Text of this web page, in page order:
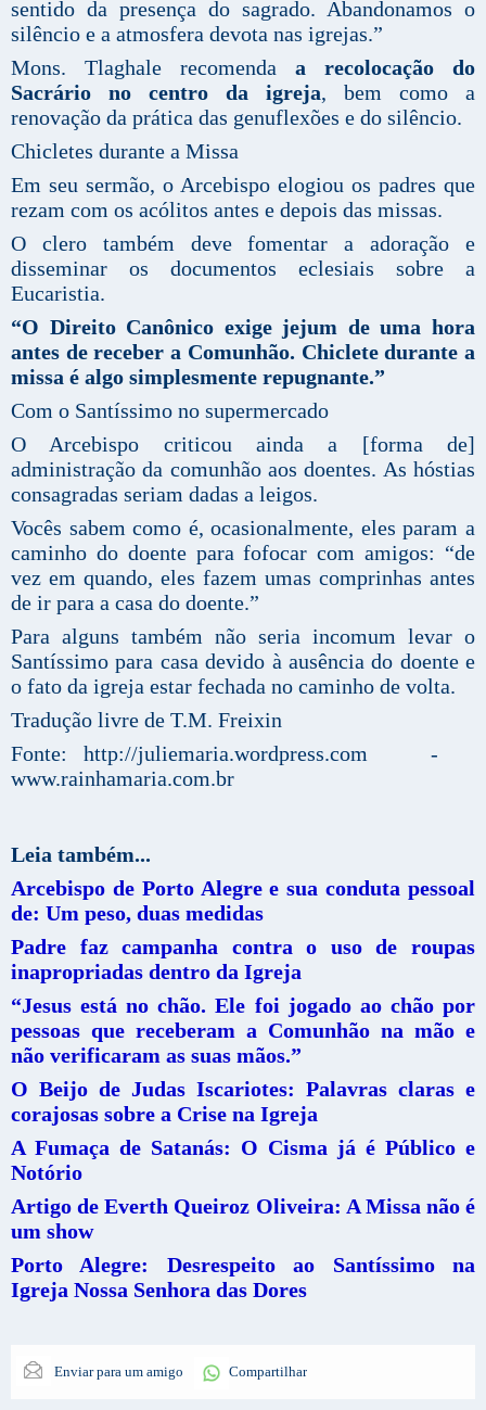
sentido da presença do sagrado. Abandonamos o
silêncio e a atmosfera devota nas igrejas.”
Mons. Tlaghale recomenda a recolocação do
Sacrário no centro da igreja, bem como a
renovação da prática das genuflexões e do silêncio.
Chicletes durante a Missa
Em seu sermão, o Arcebispo elogiou os padres que
rezam com os acólitos antes e depois das missas.
O clero também deve fomentar a adoração e
disseminar os documentos eclesiais sobre a
Eucaristia.
“O Direito Canônico exige jejum de uma hora
antes de receber a Comunhão. Chiclete durante a
missa é algo simplesmente repugnante.”
Com o Santíssimo no supermercado
O Arcebispo criticou ainda a [forma de]
administração da comunhão aos doentes. As hóstias
consagradas seriam dadas a leigos.
Vocês sabem como é, ocasionalmente, eles param a
caminho do doente para fofocar com amigos: “de
vez em quando, eles fazem umas comprinhas antes
de ir para a casa do doente.”
Para alguns também não seria incomum levar o
Santíssimo para casa devido à ausência do doente e
o fato da igreja estar fechada no caminho de volta.
Tradução livre de T.M. Freixin
Fonte: http://juliemaria.wordpress.com -
www.rainhamaria.com.br
Leia também...
Arcebispo de Porto Alegre e sua conduta pessoal
de: Um peso, duas medidas
Padre faz campanha contra o uso de roupas
inapropriadas dentro da Igreja
“Jesus está no chão. Ele foi jogado ao chão por
pessoas que receberam a Comunhão na mão e
não verificaram as suas mãos.”
O Beijo de Judas Iscariotes: Palavras claras e
corajosas sobre a Crise na Igreja
A Fumaça de Satanás: O Cisma já é Público e
Notório
Artigo de Everth Queiroz Oliveira: A Missa não é
um show
Porto Alegre: Desrespeito ao Santíssimo na
Igreja Nossa Senhora das Dores
Enviar para um amigo Compartilhar